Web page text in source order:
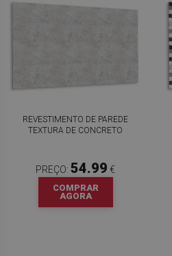
REVESTIMENTO DE PAREDE
TEXTURA DE CONCRETO
PREÇO: 54.99 €
COMPRAR
AGORA